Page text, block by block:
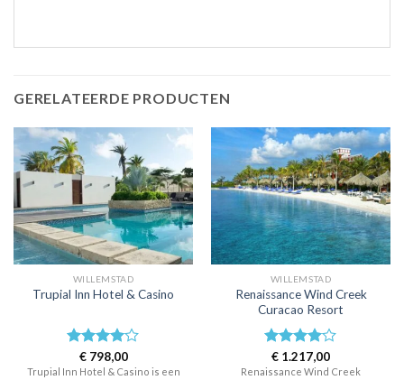
GERELATEERDE PRODUCTEN
WILLEMSTAD
Trupial Inn Hotel & Casino
Waardering
4.0uit 5
€798,00
Trupial Inn Hotel & Casino is een
WILLEMSTAD
Renaissance Wind Creek
Curacao Resort
Waardering
4uit 5
€ 1.217,00
Renaissance Wind Creek